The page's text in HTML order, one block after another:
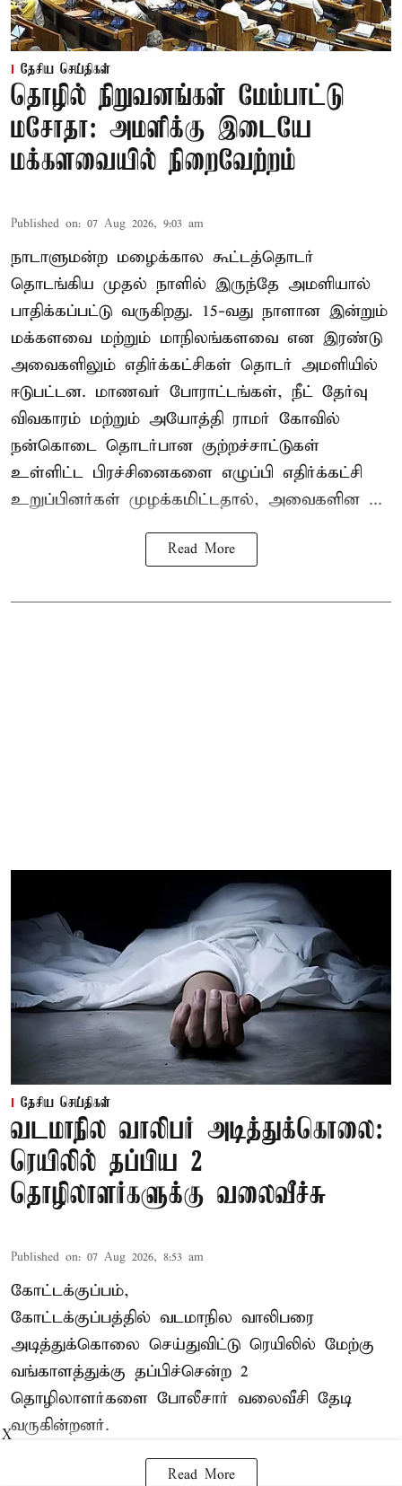
தேசிய செய்திகள்
தொழில் நிறுவனங்கள் மேம்பாட்டு
மசோதா: அமளிக்கு இடையே
மக்களவையில் நிறைவேற்றம்
Published on: 07 Aug 2026, 9:03 am
நாடாளுமன்ற மழைக்கால கூட்டத்தொடர்
தொடங்கிய முதல் நாளில் இருந்தே அமளியால்
பாதிக்கப்பட்டு வருகிறது. 15-வது நாளான இன்றும்
மக்களவை மற்றும் மாநிலங்களவை என இரண்டு
அவைகளிலும் எதிர்க்கட்சிகள் தொடர் அமளியில்
ஈடுபட்டன. மாணவர் போராட்டங்கள், நீட் தேர்வு
விவகாரம் மற்றும் அயோத்தி ராமர் கோவில்
நன்கொடை தொடர்பான குற்றச்சாட்டுகள்
உள்ளிட்ட பிரச்சினைகளை எழுப்பி எதிர்க்கட்சி
உறுப்பினர்கள் முழக்கமிட்டதால், அவைகளின ...
Read More
தேசிய செய்திகள்
வடமாநில வாலிபர் அடித்துக்கொலை:
ரெயிலில் தப்பிய 2
தொழிலாளர்களுக்கு வலைவீச்சு
Published on: 07 Aug 2026, 8:53 am
கோட்டக்குப்பம்,
கோட்டக்குப்பத்தில் வடமாநில வாலிபரை
அடித்துக்கொலை செய்துவிட்டு ரெயிலில் மேற்கு
வங்காளத்துக்கு தப்பிச்சென்ற 2
தொழிலாளர்களை போலீசார் வலைவீசி தேடி
வருகின்றனர்.
Read More
X